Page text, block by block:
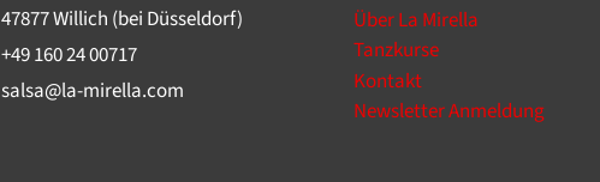
47877 Willich (bei Düsseldorf)
+49 160 24 00717
salsa@la-mirella.com
Über La Mirella
Tanzkurse
Kontakt
Newsletter Anmeldung